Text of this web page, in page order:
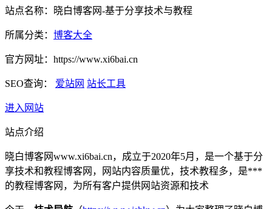
站点名称：晓白博客网-基于分享技术与教程
所属分类： 博客大全
官方网址：https://www.xi6bai.cn
SEO查询： 爱站网 站长工具
进入网站
站点介绍
晓白博客网www.xi6bai.cn，成立于2020年5月，是一个基于分
享技术和教程博客网，网站内容质量优，技术教程多，是***
的教程博客网，为所有客户提供网站资源和技术